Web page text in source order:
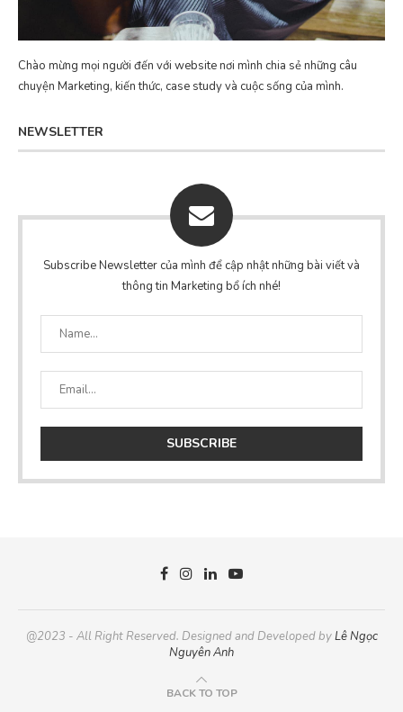
Chào mừng mọi người đến với website nơi mình chia sẻ những câu
chuyện Marketing, kiến thức, case study và cuộc sống của mình.
NEWSLETTER
Subscribe Newsletter của mình để cập nhật những bài viết và
thông tin Marketing bổ ích nhé!
@2023 - All Right Reserved. Designed and Developed byLê Ngọc
Nguyên Anh
BACK TO TOP